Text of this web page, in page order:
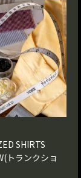
SHIRTS
トランクショ